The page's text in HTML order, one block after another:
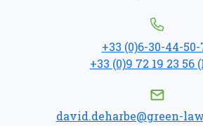
+33 (0)6-30-44-50-
+33 (0)9 72 19 23 56
david.deharbe@green-